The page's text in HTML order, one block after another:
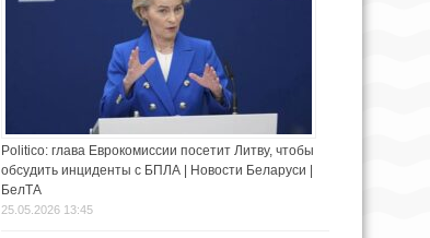
Politico: глава Еврокомиссии посетит Литву, чтобы
обсудить инциденты с БПЛА | Новости Беларуси |
БелТА
25.05.2026 13:45